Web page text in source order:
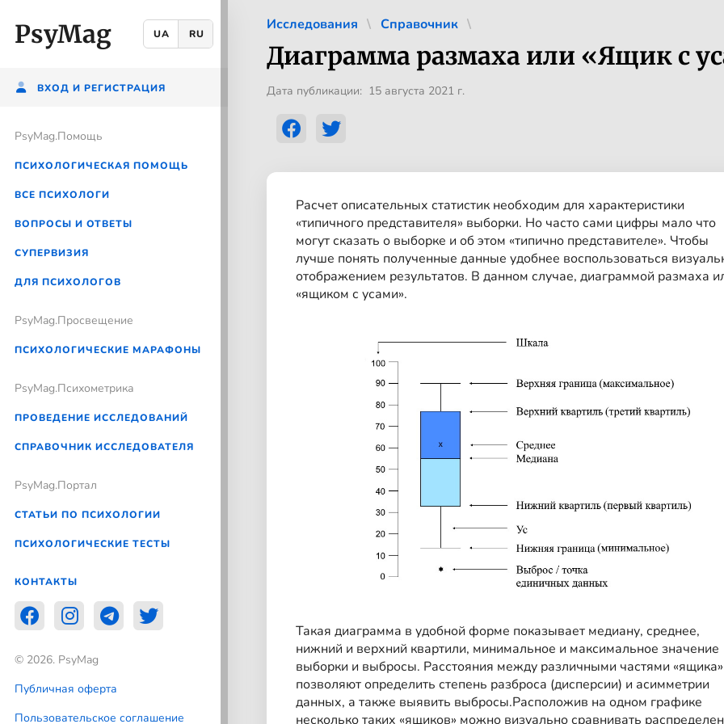
PsyMag UA RU
ВХОД И РЕГИСТРАЦИЯ
PsyMag.Помощь
ПСИХОЛОГИЧЕСКАЯ ПОМОЩЬ
ВСЕ ПСИХОЛОГИ
ВОПРОСЫ И ОТВЕТЫ
CУПЕРВИЗИЯ
ДЛЯ ПСИХОЛОГОВ
PsyMag.Просвещение
ПСИХОЛОГИЧЕСКИЕ МАРАФОНЫ
PsyMag.Психометрика
ПРОВЕДЕНИЕ ИССЛЕДОВАНИЙ
СПРАВОЧНИК ИССЛЕДОВАТЕЛЯ
PsyMag.Портал
СТАТЬИ ПО ПСИХОЛОГИИ
ПСИХОЛОГИЧЕСКИЕ ТЕСТЫ
КОНТАКТЫ
© 2026. PsyMag
Публичная оферта
Пользовательское соглашение
Исследования Справочник
Диаграмма размаха или «Ящик с
Дата публикации: 15 августа 2021 г.
Расчетописательных статистик необходим для характеристики
«типичного представителя» выборки. Но часто сами цифры мало что
могут сказать о выборке и об этом «типично представителе». Чтобы
лучше понять полученные данные удобнее воспользоваться
отображением результатов. В данном случае, диаграммой размаха
«ящиком с усами».
Такая диаграмма в удобной форме показывает медиану, среднее,
нижний и верхний квартили, минимальное и максимальное значение
выборки и выбросы. Расстояния между различными частями «ящика»
позволяют определить степень разброса (дисперсии) и асимметрии
данных, а также выявить выбросы.Расположив на одном графике
несколько таких «ящиков» можно визуально сравнивать